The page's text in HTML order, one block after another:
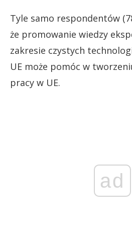
Tyle samo respondentów
że promowanie wiedzy
zakresie czystych
UE może pomóc w
pracy w UE.
ad